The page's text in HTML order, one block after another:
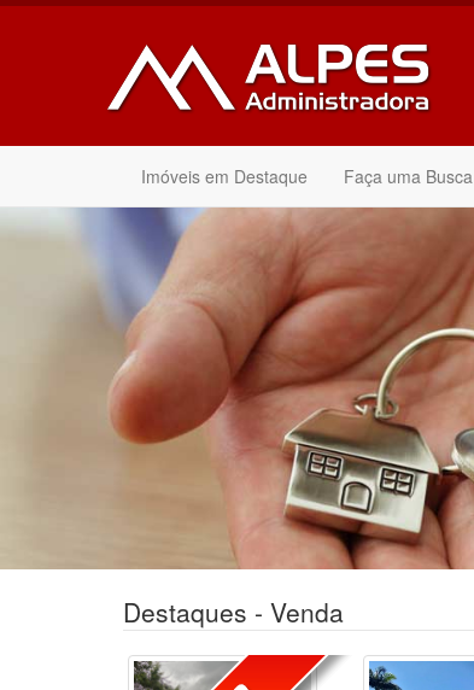
Imóveis em Destaque Faça uma Busca
Destaques - Venda